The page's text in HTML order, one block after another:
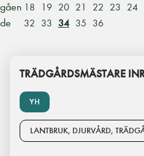
gåen
de
18
19 20 21 22 23 24
32
33 34 35 36
YH
TRÄDGÅRDSMÄSTARE
LANTBRUK, DJURVÅRD,